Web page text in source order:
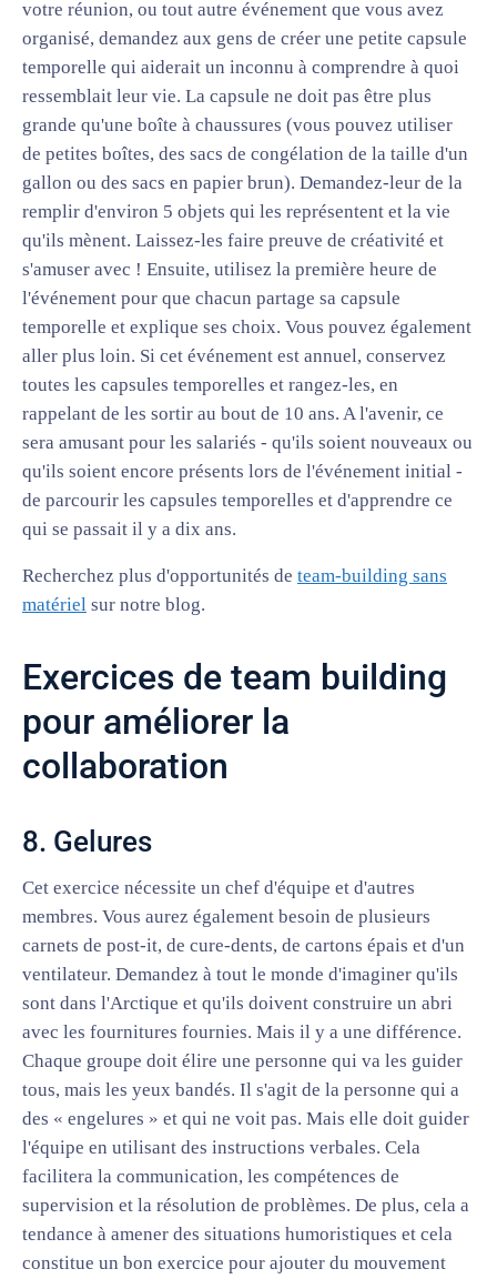
votre réunion, ou tout autre événement que vous avez
organisé, demandez aux gens de créer une petite capsule
temporelle qui aiderait un inconnu à comprendre à quoi
ressemblait leur vie. La capsule ne doit pas être plus
grande qu'une boîte à chaussures (vous pouvez utiliser
de petites boîtes, des sacs de congélation de la taille d'un
gallon ou des sacs en papier brun). Demandez-leur de la
remplir d'environ 5 objets qui les représentent et la vie
qu'ils mènent. Laissez-les faire preuve de créativité et
s'amuser avec ! Ensuite, utilisez la première heure de
l'événement pour que chacun partage sa capsule
temporelle et explique ses choix. Vous pouvez également
aller plus loin. Si cet événement est annuel, conservez
toutes les capsules temporelles et rangez-les, en
rappelant de les sortir au bout de 10 ans. A l'avenir, ce
sera amusant pour les salariés - qu'ils soient nouveaux ou
qu'ils soient encore présents lors de l'événement initial -
de parcourir les capsules temporelles et d'apprendre ce
qui se passait il y a dix ans.
Recherchez plus d'opportunités de team-building sans
matériel sur notre blog.
Exercices de team building
pour améliorer la
collaboration
8. Gelures
Cet exercice nécessite un chef d'équipe et d'autres
membres. Vous aurez également besoin de plusieurs
carnets de post-it, de cure-dents, de cartons épais et d'un
ventilateur. Demandez à tout le monde d'imaginer qu'ils
sont dans l'Arctique et qu'ils doivent construire un abri
avec les fournitures fournies. Mais il y a une différence.
Chaque groupe doit élire une personne qui va les guider
tous, mais les yeux bandés. Il s'agit de la personne qui a
des « engelures » et qui ne voit pas. Mais elle doit guider
l'équipe en utilisant des instructions verbales. Cela
facilitera la communication, les compétences de
supervision et la résolution de problèmes. De plus, cela a
tendance à amener des situations humoristiques et cela
constitue un bon exercice pour ajouter du mouvement